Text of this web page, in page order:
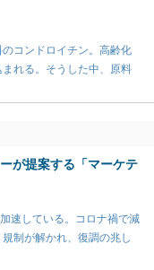
コンドロイチン。高齢化
れる。そうした中、原料
が提案する「マーケテ
速している。コロナ禍で減
制が解かれ、復調の兆し